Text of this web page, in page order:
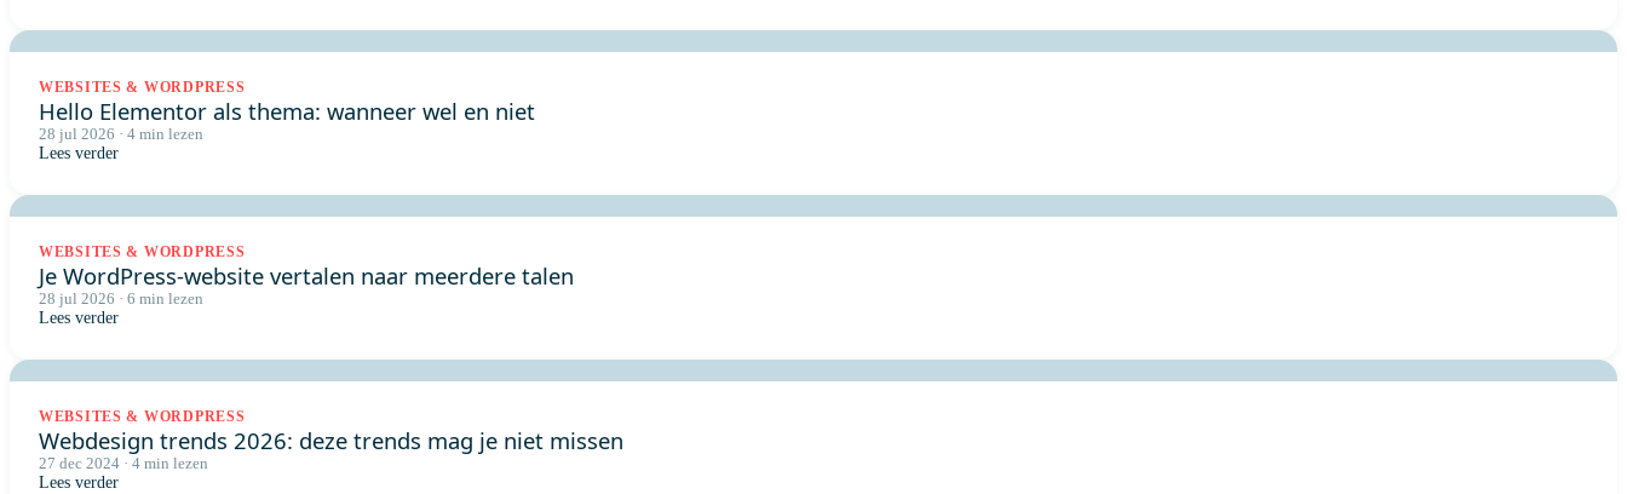
WEBSITES & WORDPRESS
Hello Elementor als thema: wanneer wel en niet
28 jul 2026 · 4 min lezen
Lees verder
WEBSITES & WORDPRESS
Je WordPress-website vertalen naar meerdere talen
28 jul 2026 · 6 min lezen
Lees verder
WEBSITES & WORDPRESS
Webdesign trends 2026: deze trends mag je niet missen
27 dec 2024 · 4 min lezen
Lees verder